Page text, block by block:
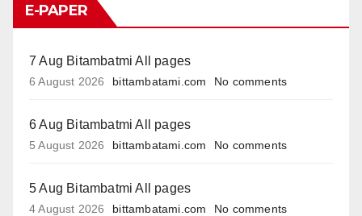
E-PAPER
7 Aug Bitambatmi All pages
6 August 2026 bittambatami.com No comments
6 Aug Bitambatmi All pages
5 August 2026 bittambatami.com No comments
5 Aug Bitambatmi All pages
4 August 2026 bittambatami.com No comments